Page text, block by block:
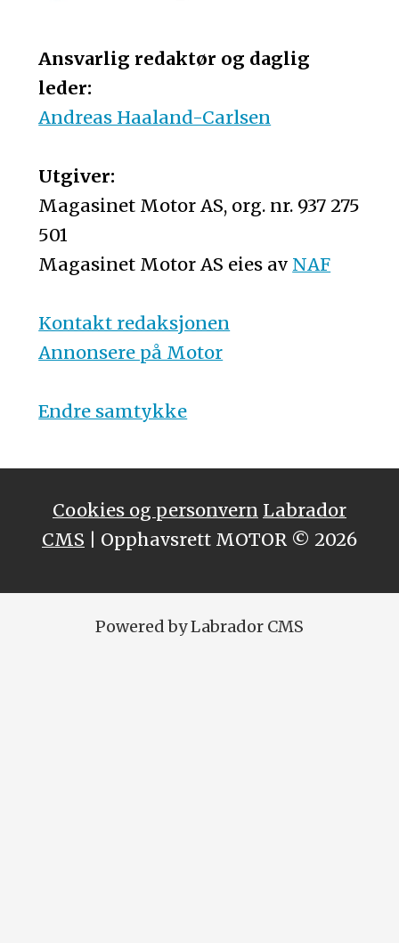
Ansvarlig redaktør og daglig
leder:
Andreas Haaland-Carlsen
Utgiver:
Magasinet Motor AS, org. nr. 937 275
501
Magasinet Motor AS eies av NAF
Kontakt redaksjonen
Annonsere på Motor
Endre samtykke
Cookies og personvern Labrador
CMS | Opphavsrett MOTOR © 2026
Powered by Labrador CMS